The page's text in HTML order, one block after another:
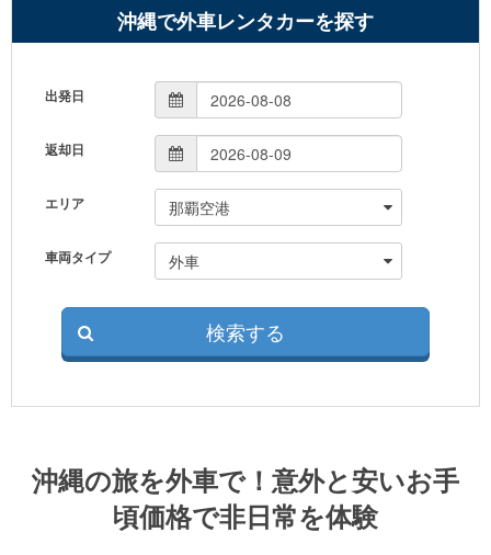
沖縄で外車レンタカーを探す
出発日
返却日
エリア
車両タイプ
沖縄の旅を外車で！意外と安いお手
頃価格で非日常を体験